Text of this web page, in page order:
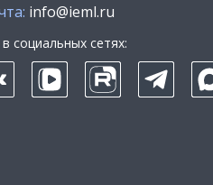
info@ieml.ru
социальных сетях: